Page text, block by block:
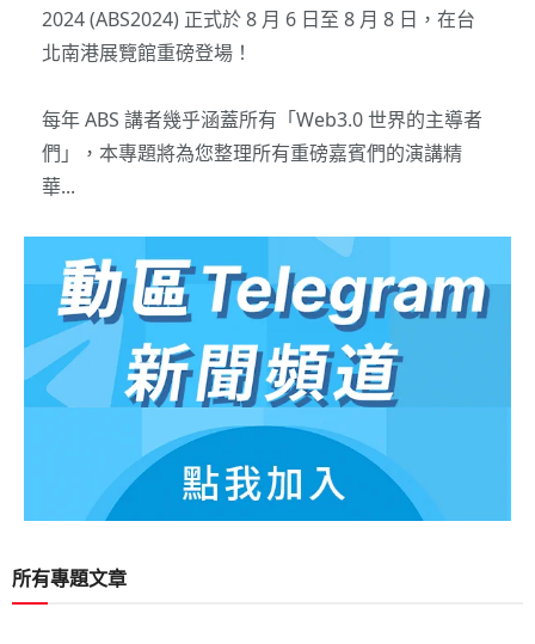
2024 (ABS2024) 正式於 8 月 6 日至 8 月 8 日，在台
北南港展覽館重磅登場！
每年 ABS 講者幾乎涵蓋所有「Web3.0 世界的主導者
們」，本專題將為您整理所有重磅嘉賓們的演講精
華...
所有專題文章